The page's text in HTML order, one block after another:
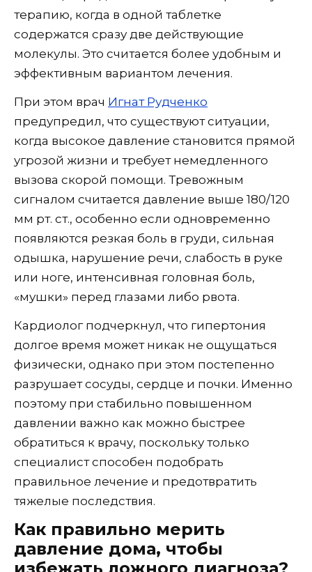
терапию, когда в одной таблетке
содержатся сразу две действующие
молекулы. Это считается более удобным и
эффективным вариантом лечения.
При этом врач Игнат Рудченко
предупредил, что существуют ситуации,
когда высокое давление становится прямой
угрозой жизни и требует немедленного
вызова скорой помощи. Тревожным
сигналом считается давление выше 180/120
мм рт. ст., особенно если одновременно
появляются резкая боль в груди, сильная
одышка, нарушение речи, слабость в руке
или ноге, интенсивная головная боль,
«мушки» перед глазами либо рвота.
Кардиолог подчеркнул, что гипертония
долгое время может никак не ощущаться
физически, однако при этом постепенно
разрушает сосуды, сердце и почки. Именно
поэтому при стабильно повышенном
давлении важно как можно быстрее
обратиться к врачу, поскольку только
специалист способен подобрать
правильное лечение и предотвратить
тяжелые последствия.
Как правильно мерить
давление дома, чтобы